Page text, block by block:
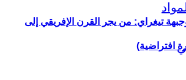
وجبهة تيغراي: من يجر القرن الإفريقي إلى
افتراضية)